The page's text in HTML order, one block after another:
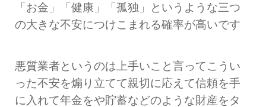
「お金」「健康」「孤独」というような三つ
の大きな不安につけこまれる確率が高いです
悪質業者というのは上手いこと言ってこうい
った不安を煽り立てて親切に応えて信頼を手
に入れて年金をや貯蓄などのような財産をタ